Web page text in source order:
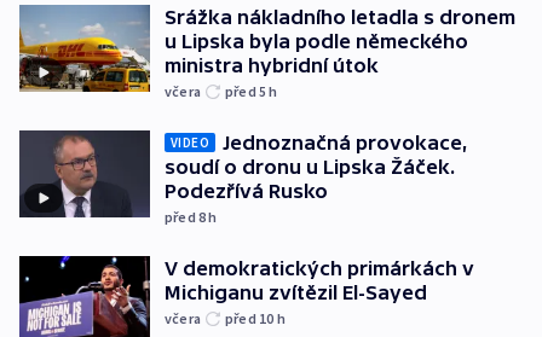
Srážka nákladního letadla s dronem
u Lipska byla podle německého
ministra hybridní útok
včera před 5h
VIDEO
Jednoznačná provokace,
soudí o dronu u Lipska Žáček.
Podezřívá Rusko
před 8h
V demokratických primárkách v
Michiganu zvítězil El-Sayed
včera před 10 h